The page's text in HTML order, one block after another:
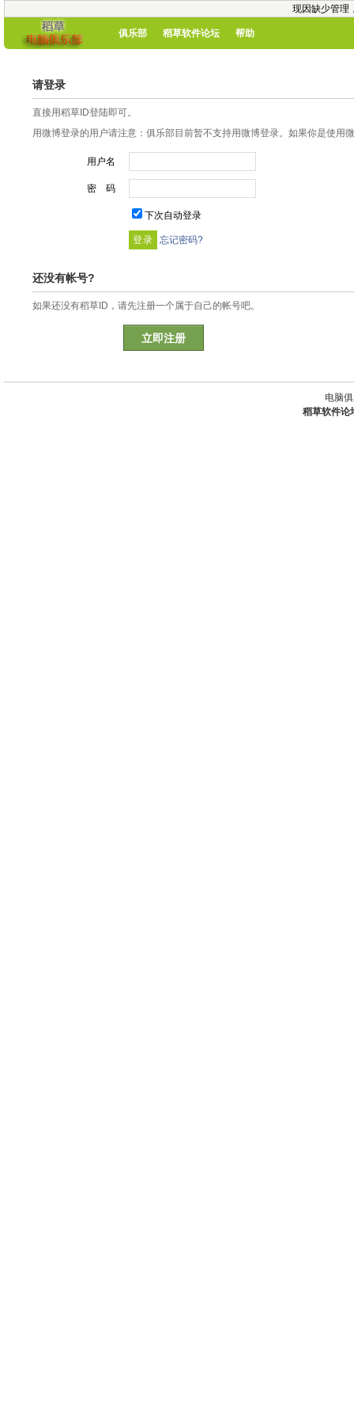
现因缺少管理
俱乐部 稻草软件论坛 帮助
请登录
直接用稻草ID登陆即可。
用微博登录的用户请注意：俱乐部目前暂不支持用微博登录。如果你是使用
用户名
密 码
下次自动登录
忘记密码?
还没有帐号?
如果还没有稻草ID，请先注册一个属于自己的帐号吧。
立即注册
电脑
稻草软件论